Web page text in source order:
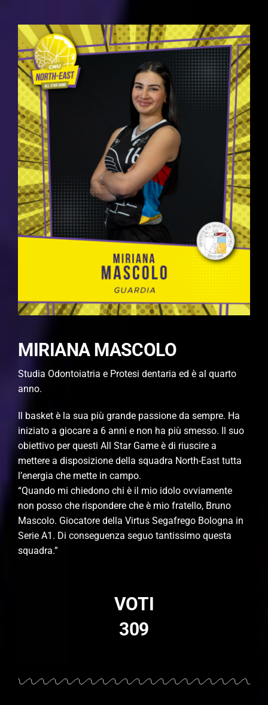
MIRIANA MASCOLO
Studia Odontoiatria e Protesi dentaria ed è al quarto
anno.
Il basket è la sua più grande passione da sempre. Ha
iniziato a giocare a 6 anni e non ha più smesso. Il suo
obiettivo per questi All Star Game è di riuscire a
mettere a disposizione della squadra North-East tutta
l’energia che mette in campo.
“Quando mi chiedono chi è il mio idolo ovviamente
non posso che rispondere che è mio fratello, Bruno
Mascolo. Giocatore della Virtus Segafrego Bologna in
Serie A1. Di conseguenza seguo tantissimo questa
squadra.”
VOTI
309